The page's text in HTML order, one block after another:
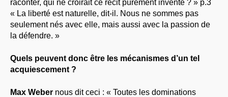
raconter, qui ne croirait ce récit purement inventé ? » p.3
« La liberté est naturelle, dit-il. Nous ne sommes pas
seulement nés avec elle, mais aussi avec la passion de
la défendre. »
Quels peuvent donc être les mécanismes d’un tel
acquiescement ?
Max Weber nous dit ceci : « Toutes les dominations